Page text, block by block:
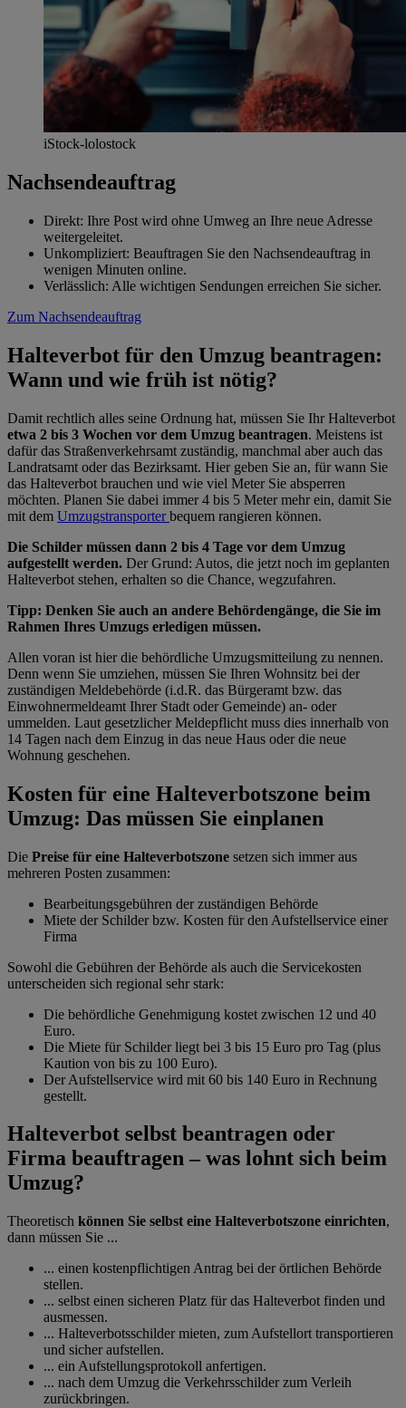
iStock-lolostock
Nachsendeauftrag
Direkt: Ihre Post wird ohne Umweg an Ihre neue Adresse
weitergeleitet.
Unkompliziert: Beauftragen Sie den Nachsendeauftrag in
wenigen Minuten online.
Verlässlich: Alle wichtigen Sendungen erreichen Sie sicher.
Zum Nachsendeauftrag
Halteverbot für den Umzug beantragen:
Wann und wie früh ist nötig?
Damit rechtlich alles seine Ordnung hat, müssen Sie Ihr Halteverbot
etwa 2 bis 3 Wochen vor dem Umzug beantragen. Meistens ist
dafür das Straßenverkehrsamt zuständig, manchmal aber auch das
Landratsamt oder das Bezirksamt. Hier geben Sie an, für wann Sie
das Halteverbot brauchen und wie viel Meter Sie absperren
möchten. Planen Sie dabei immer 4 bis 5 Meter mehr ein, damit Sie
mit dem Umzugstransporterbequem rangieren können.
Die Schilder müssen dann 2 bis 4 Tage vor dem Umzug
aufgestellt werden. Der Grund: Autos, die jetzt noch im geplanten
Halteverbot stehen, erhalten so die Chance, wegzufahren.
Tipp: Denken Sie auch an andere Behördengänge, die Sie im
Rahmen Ihres Umzugs erledigen müssen.
Allen voran ist hier die behördliche Umzugsmitteilung zu nennen.
Denn wenn Sie umziehen, müssen Sie Ihren Wohnsitz bei der
zuständigen Meldebehörde (i.d.R. das Bürgeramt bzw. das
Einwohnermeldeamt Ihrer Stadt oder Gemeinde) an- oder
ummelden. Laut gesetzlicher Meldepflicht muss dies innerhalb von
14 Tagen nach dem Einzug in das neue Haus oder die neue
Wohnung geschehen.
Kosten für eine Halteverbotszone beim
Umzug: Das müssen Sie einplanen
Die Preise für eine Halteverbotszone setzen sich immer aus
mehreren Posten zusammen:
Bearbeitungsgebühren der zuständigen Behörde
Miete der Schilder bzw. Kosten für den Aufstellservice einer
Firma
Sowohl die Gebühren der Behörde als auch die Servicekosten
unterscheiden sich regional sehr stark:
Die behördliche Genehmigung kostet zwischen 12 und 40
Euro.
Die Miete für Schilder liegt bei 3 bis 15 Euro pro Tag (plus
Kaution von bis zu 100 Euro).
Der Aufstellservice wird mit 60 bis 140 Euro in Rechnung
gestellt.
Halteverbot selbst beantragen oder
Firma beauftragen – was lohnt sich beim
Umzug?
Theoretisch können Sie selbst eine Halteverbotszone einrichten,
dann müssen Sie ...
... einen kostenpflichtigen Antrag bei der örtlichen Behörde
stellen.
... selbst einen sicheren Platz für das Halteverbot finden und
ausmessen.
... Halteverbotsschilder mieten, zum Aufstellort transportieren
und sicher aufstellen.
... ein Aufstellungsprotokoll anfertigen.
... nach dem Umzug die Verkehrsschilder zum Verleih
zurückbringen.